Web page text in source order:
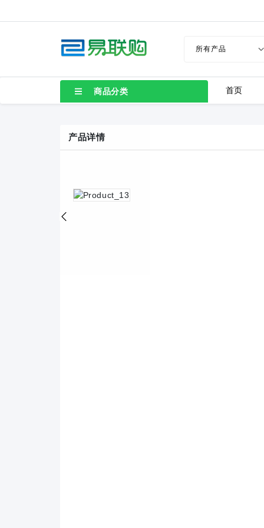
商品分类 首页
产品详情